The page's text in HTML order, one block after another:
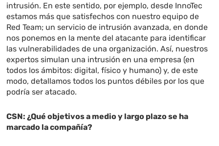
intrusión. En este sentido, por ejemplo, desde InnoTec
estamos más que satisfechos con nuestro equipo de
Red Team; un servicio de intrusión avanzada, en donde
nos ponemos en la mente del atacante para identificar
las vulnerabilidades de una organización. Así, nuestros
expertos simulan una intrusión en una empresa (en
todos los ámbitos: digital, físico y humano) y, de este
modo, detallamos todos los puntos débiles por los que
podría ser atacado.
CSN: ¿Qué objetivos a medio y largo plazo se ha
marcado la compañía?